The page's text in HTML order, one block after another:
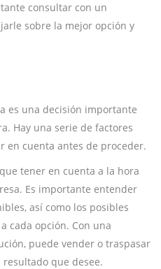
consultar con un
sobre la mejor opción y
es una decisión importante
Hay una serie de factores
en cuenta antes de proceder.
tener en cuenta a la hora
Es importante entender
así como los posibles
cada opción. Con una
puede vender o traspasar
que desee.